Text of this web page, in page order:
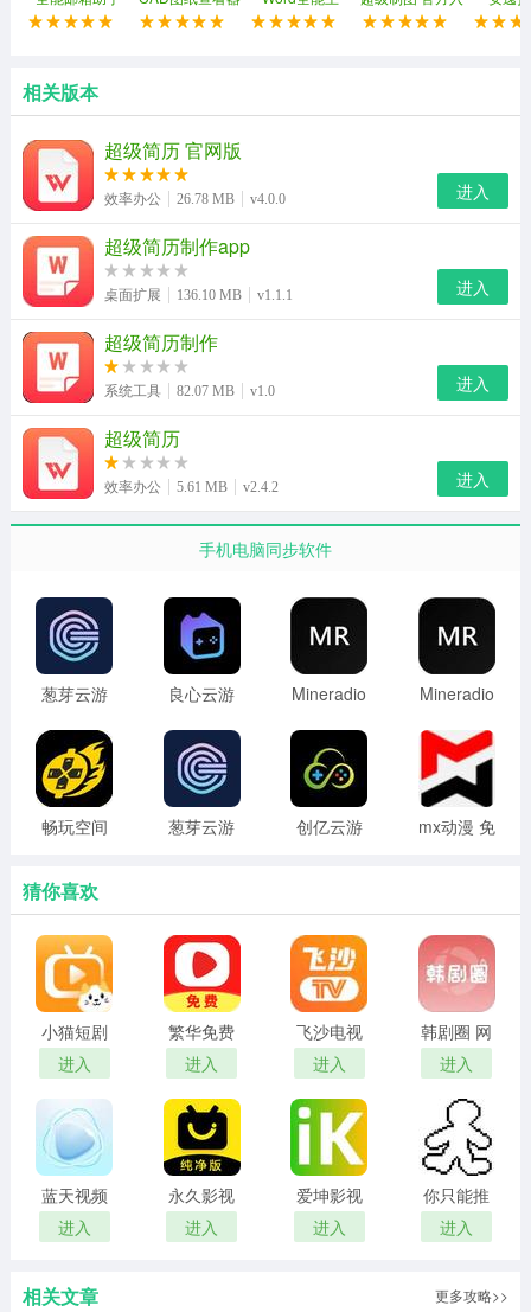
4、个性化定制：提供字体、颜色、图标等多种定制选项，
超级简历软件亮点
1、丰富的内容库：包含各种行业术语、项目经验、技能描
2、求职指南：提供求职技巧和面试准备等实用信息，帮助
用户提高求职竞争力。
3、职业规划工具：提供职业规划建议，帮助用户明确职业
方向，制定个人发展计划。
4、在线预览和导出：支持简历效果的在线预览，可以导出
为PDF、Word等格式，供用户打印或发送给雇主。
超级简历软件特色
1、简单易用：界面设计简洁明了，操作流程易于理解，即
使是第一次也很容易上手。
2、职业指导：提供丰富的职业指导资源，包括求职信撰
口
相关版本
超级简历 官网版
效率办公 26.78 MB v4.0.0 进入
超级简历制作app
桌面扩展 136.10 MB v1.1.1 进入
超级简历制作
系统工具 82.07 MB v1.0 进入
超级简历
效率办公 5.61 MB v2.4.2 进入
手机电脑同步软件
葱芽云游
良心云游
Mineradio
手机安卓
版
Mineradio
下载
畅玩空间
葱芽云游
创亿云游
mx动漫 免
猜你喜欢
小猫短剧
红包版
进入
繁华免费
短剧 在线
观看
进入
飞沙电视
tv官网版
进入
韩剧圈 网
页版
进入
蓝天视频
免费无广
告追剧
进入
永久影视
电视版
进入
爱坤影视
官网入口
进入
你只能推
搡
进入
相关文章 更多攻略>>